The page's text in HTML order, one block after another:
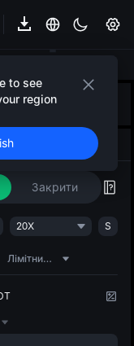
to see
region
24г(USDT)
Стратегія ШІ
ШІ
Закрити
20X S
Лімітний ордер зі слідкуванням